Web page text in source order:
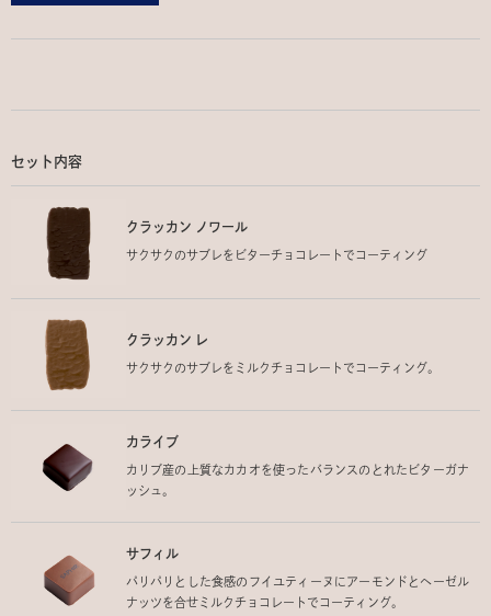
セット内容
クラッカン ノワール
サクサクのサブレをビターチョコレートでコーティング
クラッカン レ
サクサクのサブレをミルクチョコレートでコーティング。
カライブ
カリブ産の上質なカカオを使ったバランスのとれたビターガナ
ッシュ。
サフィル
パリパリとした食感のフイユティーヌにアーモンドとヘーゼル
ナッツを合せミルクチョコレートでコーティング。